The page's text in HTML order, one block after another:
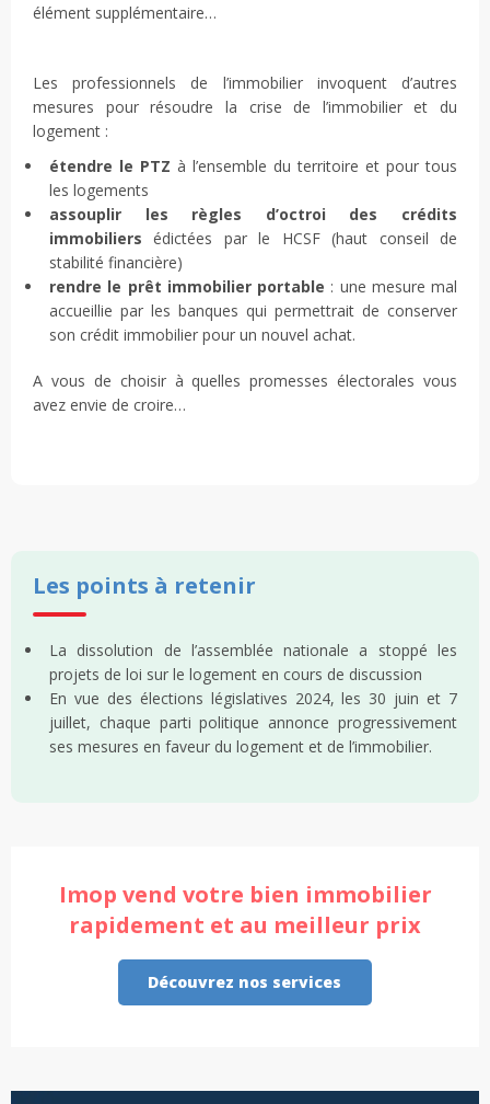
élément supplémentaire…
Les professionnels de l’immobilier invoquent d’autres
mesures pour résoudre la crise de l’immobilier et du
logement :
étendre le PTZ à l’ensemble du territoire et pour tous
les logements
assouplir les règles d’octroi des crédits
immobiliers édictées par le HCSF (haut conseil de
stabilité financière)
rendre le prêt immobilier portable : une mesure mal
accueillie par les banques qui permettrait de conserver
son crédit immobilier pour un nouvel achat.
A vous de choisir à quelles promesses électorales vous
avez envie de croire…
Les points à retenir
La dissolution de l’assemblée nationale a stoppé les
projets de loi sur le logement en cours de discussion
En vue des élections législatives 2024, les 30 juin et 7
juillet, chaque parti politique annonce progressivement
ses mesures en faveur du logement et de l’immobilier.
Imop vend votre bien immobilier
rapidement et au meilleur prix
Découvrez nos services